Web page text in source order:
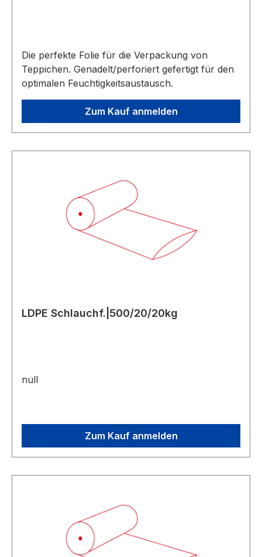
Die perfekte Folie für die Verpackung von
Teppichen. Genadelt/perforiert gefertigt für den
optimalen Feuchtigkeitsaustausch.
Zum Kauf anmelden
LDPE Schlauchf.|500/20/20kg
null
Zum Kauf anmelden